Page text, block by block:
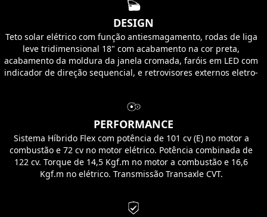
conectividade avançados.
DESIGN
Teto solar elétrico com função antiesmagamento, rodas de liga
leve tridimensional 18" com acabamento na cor preta,
acabamento da moldura da janela cromada, faróis em LED com
indicador de direção sequencial, e retrovisores externos eletro-
cor preta.
PERFORMANCE
Sistema Híbrido Flex com potência de 101 cv (E) no motor a
combustão e 72 cv no motor elétrico. Potência combinada de
122 cv. Torque de 14,5 Kgf.m no motor a combustão e 16,6
Kgf.m no elétrico. Transmissão Transaxle CVT.